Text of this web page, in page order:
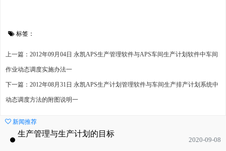
标签：
上一篇：2012年09月04日 永凯APS生产管理软件与APS车间生产计划软件中车间
作业动态调度实施办法一
下一篇：2012年08月31日 永凯APS生产计划管理软件与车间生产排产计划系统中
动态调度方法的附图说明一
新闻推荐
生产管理与生产计划的目标
2020-09-08